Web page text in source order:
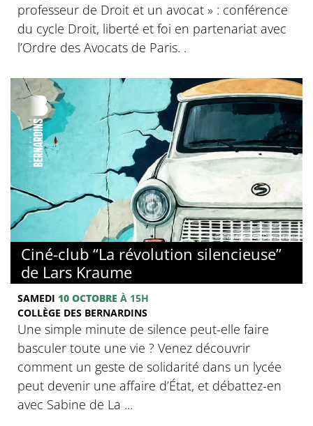
professeur de Droit et un avocat » : conférence
du cycle Droit, liberté et foi en partenariat avec
l’Ordre des Avocats de Paris. .
© Collège des Bernardins
Ciné-club “La révolution silencieuse”
de Lars Kraume
SAMEDI 10 OCTOBRE À 15H
COLLÈGE DES BERNARDINS
Une simple minute de silence peut-elle faire
basculer toute une vie ? Venez découvrir
comment un geste de solidarité dans un lycée
peut devenir une affaire d’État, et débattez-en
avec Sabine de La ...